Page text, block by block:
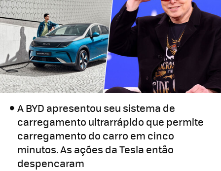
A BYD apresentou seu sistema de
carregamento ultrarrápido que permite
carregamento do carro em cinco
minutos. As ações da Tesla então
despencaram